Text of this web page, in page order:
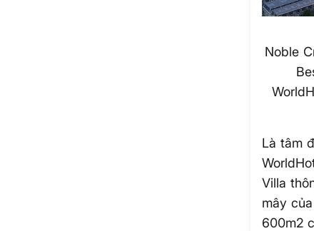
Noble
Là tâm
Villa
mây
600m2